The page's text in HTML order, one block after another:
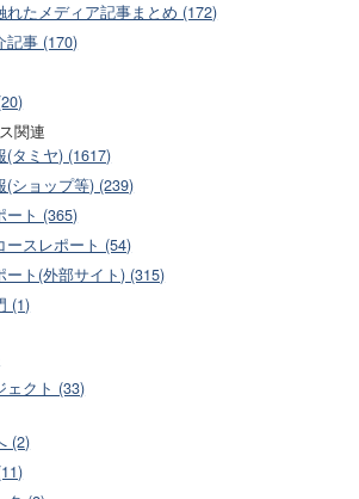
れたメディア記事まとめ (172)
記事 (170)
関連
(タミヤ) (1617)
(ショップ等) (239)
ート (365)
ースレポート (54)
ート(外部サイト) (315)
(1)
ェクト (33)
(2)